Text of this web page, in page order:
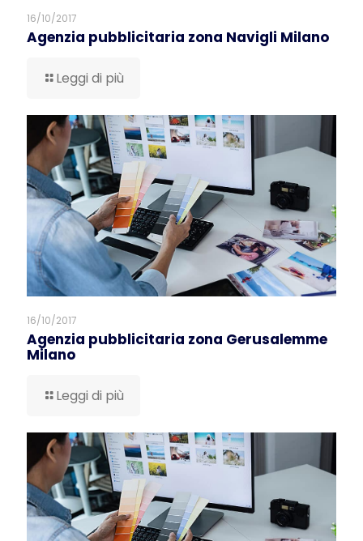
16/10/2017
Agenzia pubblicitaria zona Navigli Milano
Leggi di più
16/10/2017
Agenzia pubblicitaria zona Gerusalemme
Milano
Leggi di più